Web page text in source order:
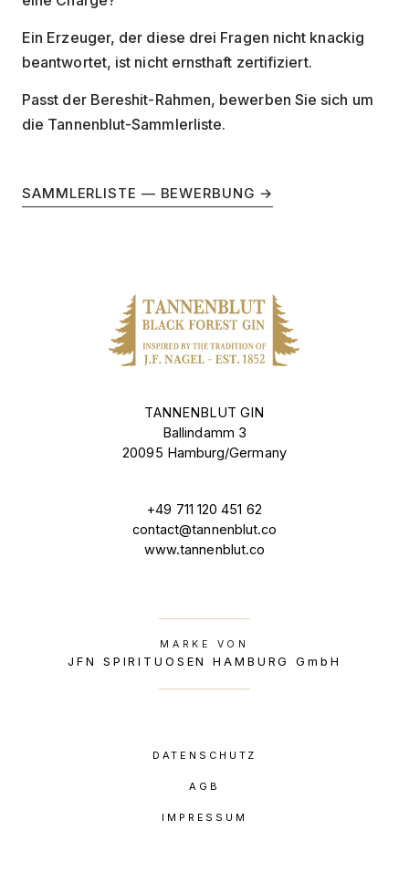
Ein Erzeuger, der diese drei Fragen nicht knackig
beantwortet, ist nicht ernsthaft zertifiziert.
Passt der Bereshit-Rahmen, bewerben Sie sich um
die Tannenblut-Sammlerliste.
SAMMLERLISTE — BEWERBUNG →
TANNENBLUT GIN
Ballindamm 3
20095 Hamburg/Germany
+49 711 120 451 62
contact@tannenblut.co
www.tannenblut.co
MARKE VON
JFN SPIRITUOSEN HAMBURG GmbH
DATENSCHUTZ
AGB
IMPRESSUM